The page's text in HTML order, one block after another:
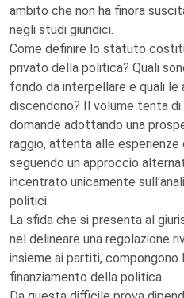
ambito che non ha finora
negli studi giuridici.
Come definire lo statuto
privato della politica? Quali
fondo da interpellare e quali le
discendono? Il volume tenta
domande adottando una
raggio, attenta alle esperienze
seguendo un approccio
incentrato unicamente
politici.
La sfida che si presenta al
nel delineare una regolazione
insieme ai partiti,
finanziamento della politica.